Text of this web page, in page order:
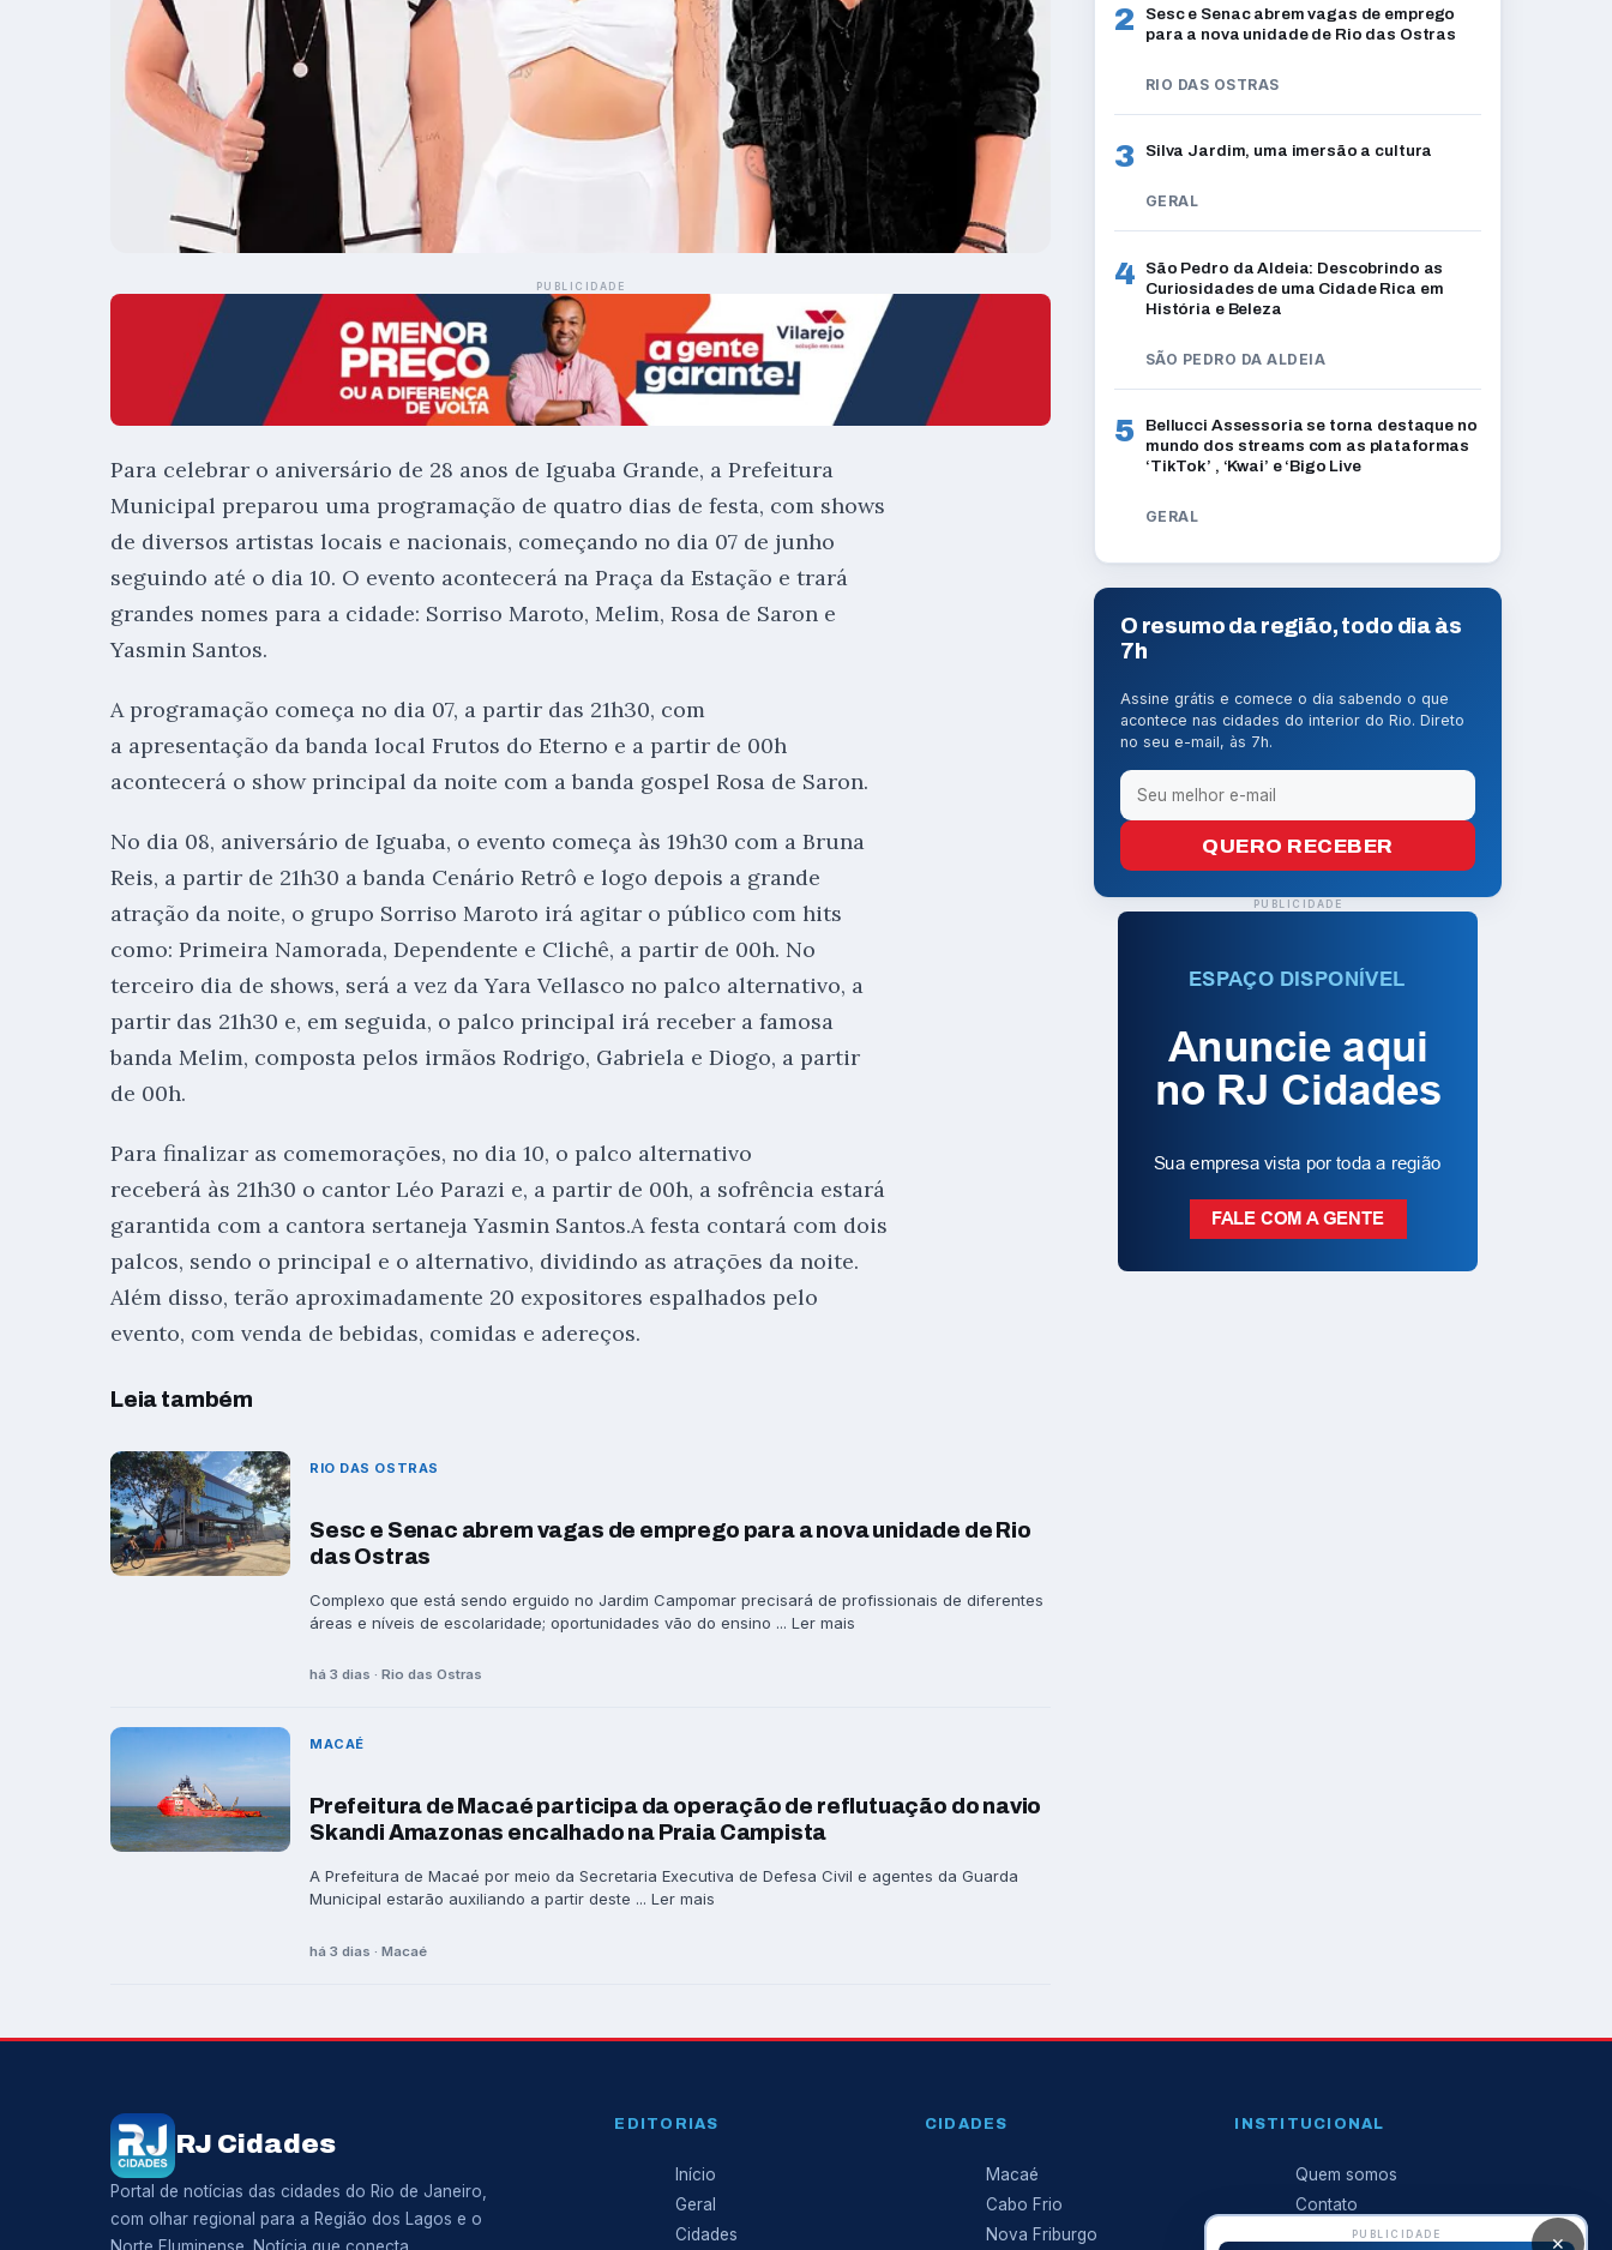
PUBLICIDADE
Para celebrar o aniversário de 28 anos de Iguaba Grande, a Prefeitura
Municipal preparou uma programação de quatro dias de festa, com shows
de diversos artistas locais e nacionais, começando no dia 07 de junho
seguindo até o dia 10. O evento acontecerá na Praça da Estação e trará
grandes nomes para a cidade: Sorriso Maroto, Melim, Rosa de Saron e
Yasmin Santos.
A programação começa no dia 07, a partir das 21h30, com
a apresentação da banda local Frutos do Eterno e a partir de 00h
acontecerá o show principal da noite com a banda gospel Rosa de Saron.
No dia 08, aniversário de Iguaba, o evento começa às 19h30 com a Bruna
Reis, a partir de 21h30 a banda Cenário Retrô e logo depois a grande
atração da noite, o grupo Sorriso Maroto irá agitar o público com hits
como: Primeira Namorada, Dependente e Clichê, a partir de 00h. No
terceiro dia de shows, será a vez da Yara Vellasco no palco alternativo, a
partir das 21h30 e, em seguida, o palco principal irá receber a famosa
banda Melim, composta pelos irmãos Rodrigo, Gabriela e Diogo, a partir
de 00h.
Para finalizar as comemorações, no dia 10, o palco alternativo
receberá às 21h30 o cantor Léo Parazi e, a partir de 00h, a sofrência estará
garantida com a cantora sertaneja Yasmin Santos.A festa contará com dois
palcos, sendo o principal e o alternativo, dividindo as atrações da noite.
Além disso, terão aproximadamente 20 expositores espalhados pelo
evento, com venda de bebidas, comidas e adereços.
Leia também
RIO DAS OSTRAS
Sesc e Senac abrem vagas de emprego para a nova unidade de Rio
das Ostras
Complexo que está sendo erguido no Jardim Campomar precisará de profissionais de diferentes
áreas e níveis de escolaridade; oportunidades vão do ensino ... Ler mais
há 3 dias · Rio das Ostras
MACAÉ
Prefeitura de Macaé participa da operação de reflutuação do navio
Skandi Amazonas encalhado na Praia Campista
A Prefeitura de Macaé por meio da Secretaria Executiva de Defesa Civil e agentes da Guarda
Municipal estarão auxiliando a partir deste ... Ler mais
há 3 dias · Macaé
2
Sesc e Senac abrem vagas de emprego
para a nova unidade de Rio das Ostras
RIO DAS OSTRAS
3 Silva Jardim, uma imersão a cultura
GERAL
4
São Pedro da Aldeia: Descobrindo as
Curiosidades de uma Cidade Rica em
História e Beleza
SÃO PEDRO DA ALDEIA
5
Bellucci Assessoria se torna destaque no
mundo dos streams com as plataformas
‘TikTok’ , ‘Kwai’ e ‘Bigo Live
GERAL
O resumo da região, todo dia às
7h
Assine grátis e comece o dia sabendo o que
acontece nas cidades do interior do Rio. Direto
no seu e-mail, às 7h.
QUERO RECEBER
PUBLICIDADE
RJ Cidades
Portal de notícias das cidades do Rio de Janeiro,
com olhar regional para a Região dos Lagos e o
Norte Fluminense. Notícia que conecta.
EDITORIAS
Início
Geral
Cidades
CIDADES
Macaé
Cabo Frio
Nova Friburgo
INSTITUCIONAL
Quem somos
Contato
Anuncie conosco
✕
PUBLICIDADE